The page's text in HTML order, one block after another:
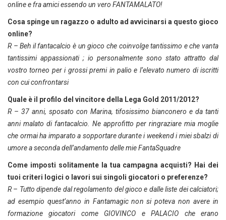
online e fra amici essendo un vero FANTAMALATO!
Cosa spinge un ragazzo o adulto ad avvicinarsi a questo gioco
online?
R – Beh il fantacalcio è un gioco che coinvolge tantissimo e che vanta
tantissimi appassionati ; io personalmente sono stato attratto dal
vostro torneo per i grossi premi in palio e l’elevato numero di iscritti
con cui confrontarsi
Quale è il profilo del vincitore della Lega Gold 2011/2012?
R – 37 anni, sposato con Marina, tifosissimo bianconero e da tanti
anni malato di fantacalcio. Ne approfitto per ringraziare mia moglie
che ormai ha imparato a sopportare durante i weekend i miei sbalzi di
umore a seconda dell’andamento delle mie FantaSquadre
Come imposti solitamente la tua campagna acquisti? Hai dei
tuoi criteri logici o lavori sui singoli giocatori o preferenze?
R – Tutto dipende dal regolamento del gioco e dalle liste dei calciatori;
ad esempio quest’anno in Fantamagic non si poteva non avere in
formazione giocatori come GIOVINCO e PALACIO che erano